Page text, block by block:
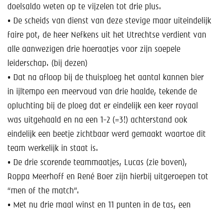
doelsaldo weten op te vijzelen tot drie plus.
• De scheids van dienst van deze stevige maar uiteindelijk
faire pot, de heer Nefkens uit het Utrechtse verdient van
alle aanwezigen drie hoeraatjes voor zijn soepele
leiderschap. (bij dezen)
• Dat na afloop bij de thuisploeg het aantal kannen bier
in ijltempo een meervoud van drie haalde, tekende de
opluchting bij de ploeg dat er eindelijk een keer royaal
was uitgehaald en na een 1-2 (=3!) achterstand ook
eindelijk een beetje zichtbaar werd gemaakt waartoe dit
team werkelijk in staat is.
• De drie scorende teammaatjes, Lucas (zie boven),
Roppa Meerhoff en René Boer zijn hierbij uitgeroepen tot
“men of the match”.
• Met nu drie maal winst en 11 punten in de tas, een